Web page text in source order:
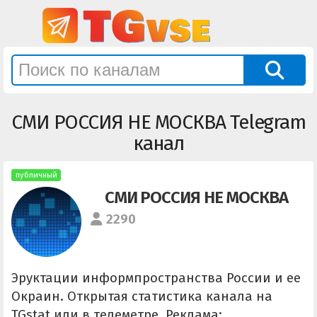
СМИ РОССИЯ НЕ МОСКВА Telegram
канал
публичный
СМИ РОССИЯ НЕ МОСКВА
2290
Эруктации информпространства России и ее
Окраин. Открытая статистика канала на